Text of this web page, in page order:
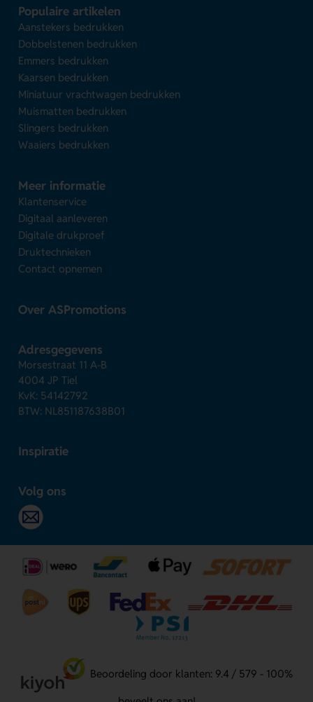
Populaire artikelen
Aanstekers bedrukken
Dobbelstenen bedrukken
Emmers bedrukken
Kaarsen bedrukken
Miniatuur vrachtwagen bedrukken
Muismatten bedrukken
Slingers bedrukken
Waaiers bedrukken
Meer informatie
Klantenservice
Digitaal aanleveren
Digitale drukproef
Druktechnieken
Contact opnemen
Over ASPromotions
Adresgegevens
Morsestraat 11 A-B
4004 JP Tiel
KvK: 54142792
BTW: NL851187638B01
Inspiratie
Volg ons
Beoordeling door klanten: 9.4 / 579 - 100%